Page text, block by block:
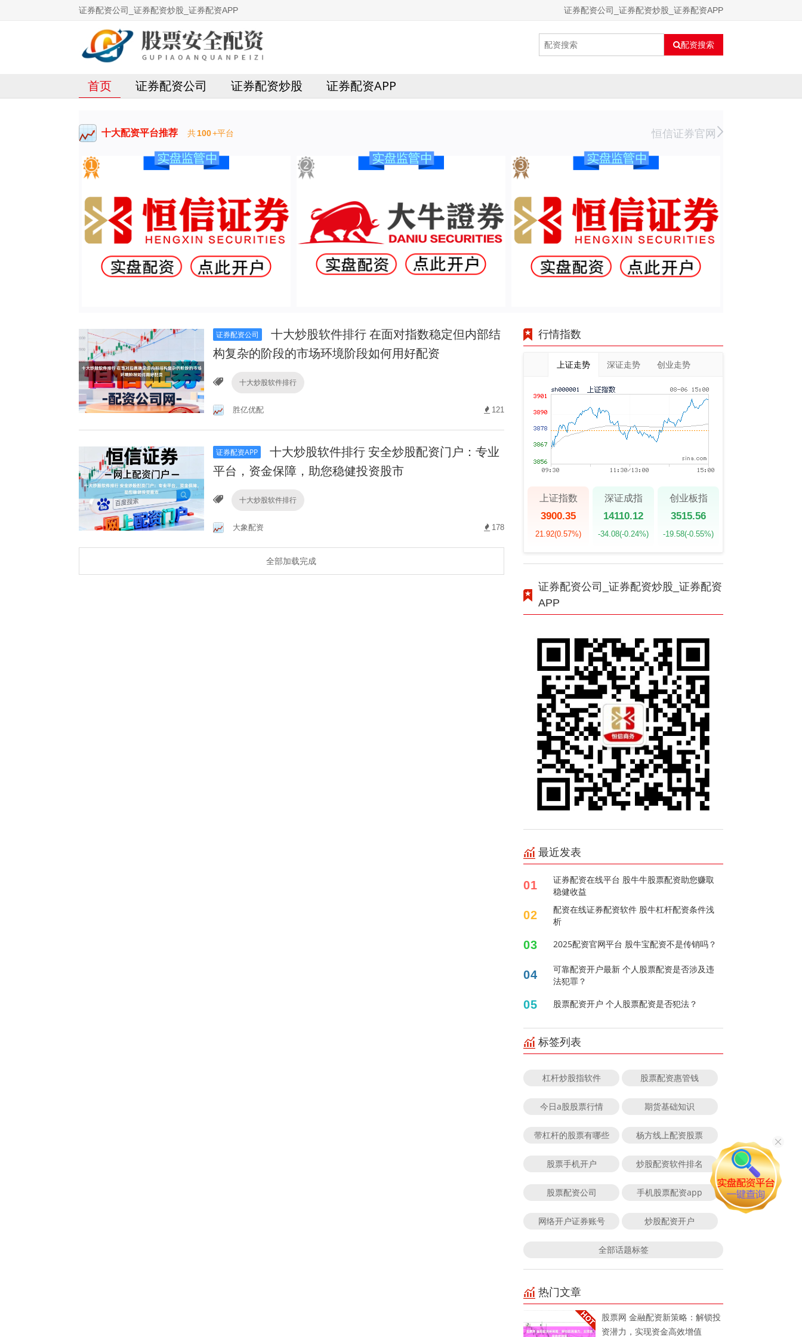
证券配资公司_证券配资炒股_证券配资APP 证券配资公司_证券配资炒股_证券配资APP
配资搜索
首页 证券配资公司 证券配资炒股 证券配资APP
十大配资平台推荐 共100+平台 恒信证券官网
证券配资公司
十大炒股软件排行 在面对指数稳定但内部结
构复杂的阶段的市场环境阶段如何用好配资
十大炒股软件排行
胜亿优配 121
证券配资APP
十大炒股软件排行 安全炒股配资门户：专业
平台，资金保障，助您稳健投资股市
十大炒股软件排行
大象配资 178
全部加载完成
行情指数
上证走势 深证走势 创业走势
上证指数
3900.35
21.92(0.57%)
深证成指
14110.12
-34.08(-0.24%)
创业板指
3515.56
-19.58(-0.55%)
证券配资公司_证券配资炒股_证券配资
APP
最近发表
01
证券配资在线平台 股牛牛股票配资助您赚取
稳健收益
02
配资在线证券配资软件 股牛杠杆配资条件浅
析
03 2025配资官网平台 股牛宝配资不是传销吗？
04
可靠配资开户最新 个人股票配资是否涉及违
法犯罪？
05 股票配资开户 个人股票配资是否犯法？
标签列表
杠杆炒股指软件 股票配资惠管钱
今日a股股票行情 期货基础知识
带杠杆的股票有哪些 杨方线上配资股票
股票手机开户 炒股配资软件排名
股票配资公司 手机股票配资app
网络开户证券账号 炒股配资开户
全部话题标签
热门文章
股票网 金融配资新策略：解锁投
资潜力，实现资金高效增值